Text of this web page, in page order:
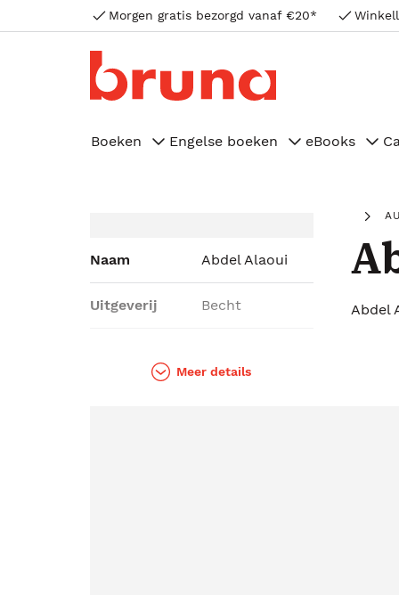
Morgen gratis bezorgd vanaf €20*
Boeken Engelse boeken eBooks
Naam Abdel Alaoui
Uitgeverij Becht
Meer details
Abdel